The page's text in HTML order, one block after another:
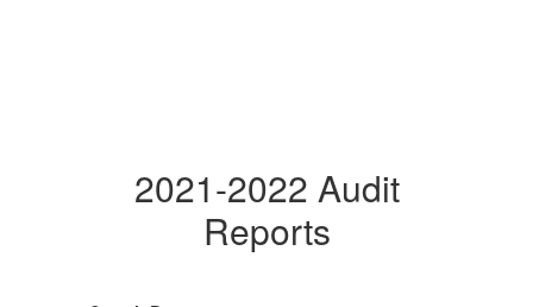
2021-2022 Audit
Reports